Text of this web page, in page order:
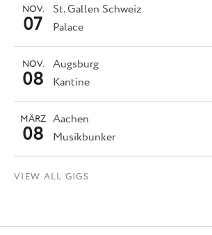
St. Gallen Schweiz
NOV.
07 Palace
Augsburg
NOV.
08 Kantine
Aachen
MÄRZ
08 Musikbunker
VIEW ALL GIGS